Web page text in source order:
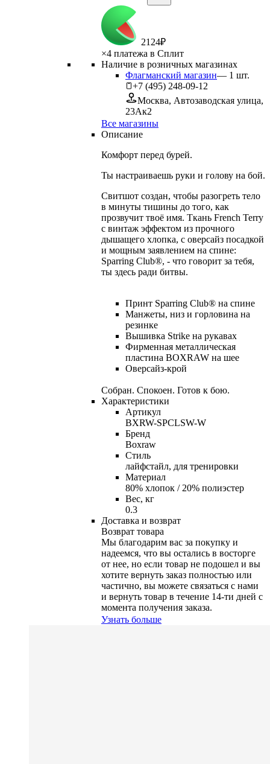
2124₽
×4 платежа в Сплит
Наличие в розничных магазинах
Флагманский магазин— 1 шт.
+7 (495) 248-09-12
Москва, Автозаводская улица,
23Ак2
Все магазины
Описание
Комфорт перед бурей.
Ты настраиваешь руки и голову на бой.
Свитшот создан, чтобы разогреть тело
в минуты тишины до того, как
прозвучит твоё имя. Ткань French Terry
с винтаж эффектом из прочного
дышащего хлопка, с оверсайз посадкой
и мощным заявлением на спине:
Sparring Club®, - что говорит за тебя,
ты здесь ради битвы.
Принт Sparring Club® на спине
Манжеты, низ и горловина на
резинке
Вышивка Strike на рукавах
Фирменная металлическая
пластина BOXRAW на шее
Оверсайз-крой
Собран. Спокоен. Готов к бою.
Характеристики
Артикул
BXRW-SPCLSW-W
Бренд
Boxraw
Стиль
лайфстайл, для тренировки
Материал
80% хлопок / 20% полиэстер
Вес, кг
0.3
Доставка и возврат
Возврат товара
Мы благодарим вас за покупку и
надеемся, что вы остались в восторге
от нее, но если товар не подошел и вы
хотите вернуть заказ полностью или
частично, вы можете связаться с нами
и вернуть товар в течение 14-ти дней с
момента получения заказа.
Узнать больше